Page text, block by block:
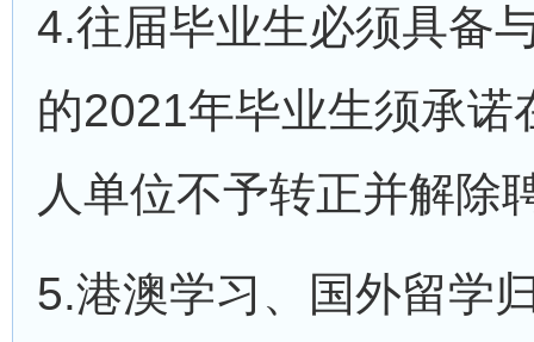
4.往届毕业生必须具备
的2021年毕业生须承
人单位不予转正并解除
5.港澳学习、国外留学